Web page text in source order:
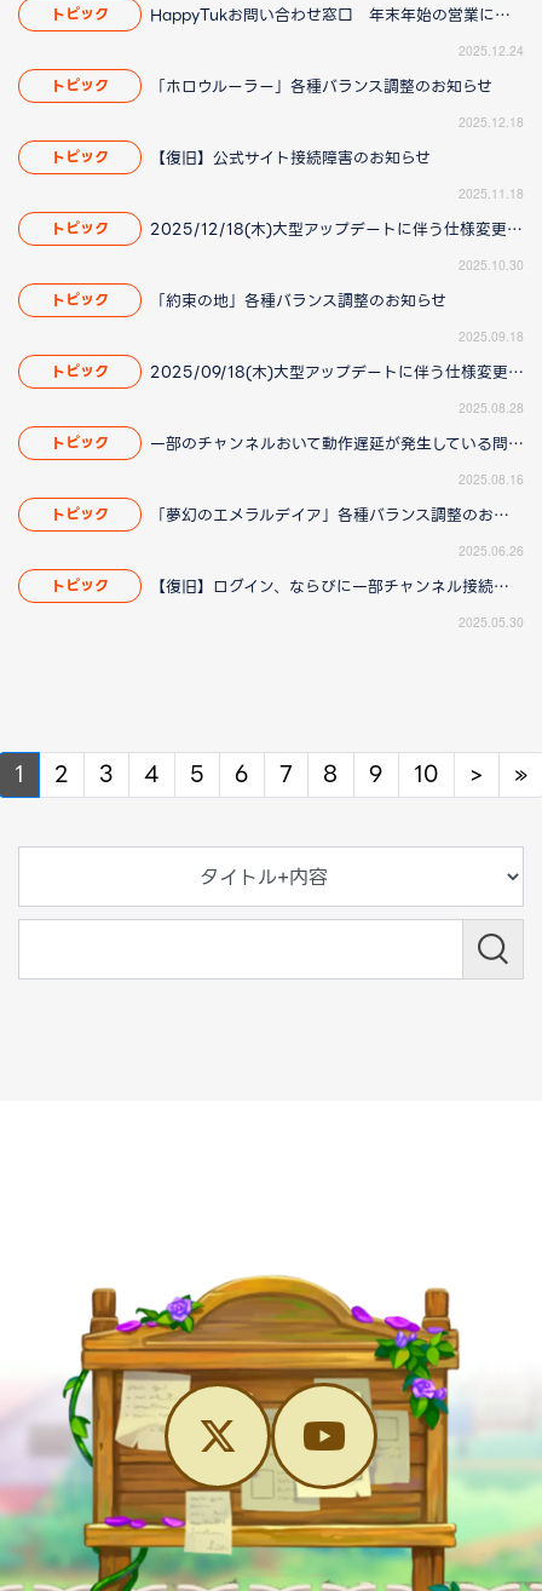
トピック HappyTukお問い合わせ窓口 年末年始の営業について
2025.12.24
トピック 「ホロウルーラー」各種バランス調整のお知らせ
2025.12.18
トピック 【復旧】公式サイト接続障害のお知らせ
2025.11.18
トピック 2025/12/18(木)大型アップデートに伴う仕様変更のお知らせ(2025/11/20更新)
2025.10.30
トピック 「約束の地」各種バランス調整のお知らせ
2025.09.18
トピック 2025/09/18(木)大型アップデートに伴う仕様変更のお知らせ(2025/8/28 16:00更新)
2025.08.28
トピック 一部のチャンネルおいて動作遅延が発生している問題について(2025/8/21 更新)
2025.08.16
トピック 「夢幻のエメラルデイア」各種バランス調整のお知らせ
2025.06.26
トピック 【復旧】ログイン、ならびに一部チャンネル接続障害のお知らせ
2025.05.30
1 2 3 4 5 6 7 8 9 10 > Next
»